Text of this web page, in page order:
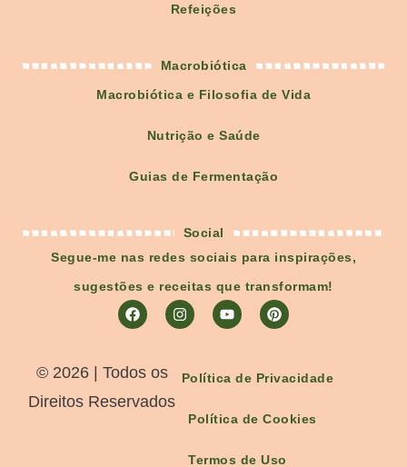
Refeições
Macrobiótica
Macrobiótica e Filosofia de Vida
Nutrição e Saúde
Guias de Fermentação
Social
Segue-me nas redes sociais para inspirações,
sugestões e receitas que transformam!
©️ 2026 | Todos os
Direitos Reservados
Política de Privacidade
Política de Cookies
Termos de Uso